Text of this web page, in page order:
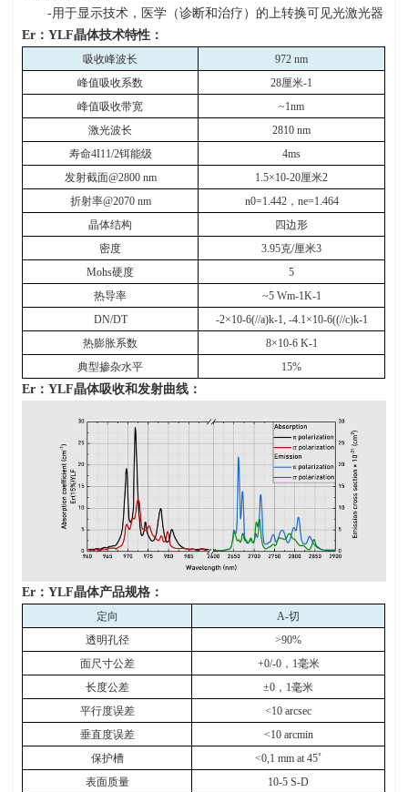
-用于显示技术，医学（诊断和治疗）的上转换可见光激光器
Er ：YLF晶体技术特性：
吸收峰波长
972 nm
峰值吸收系数
28厘米-1
峰值吸收带宽
~1nm
激光波长
2810 nm
寿命4I11/2铒能级
4ms
发射截面@2800 nm 1.5×10-20厘米2
折射率@2070 nm n0=1.442， ne=1.464
晶体结构
四边形
密度
3.95克/厘米3
Mohs硬度
5
热导率
~5 Wm-1K-1
DN/DT
-2×10-6(//a)k-1, -4.1×10-6((//c)k-1
热膨胀系数
8×10-6 K-1
典型掺杂水平
15%
Er ：YLF晶体吸收和发射曲线：
Er ：YLF晶体产品规格：
定向 A-切
透明孔径
>90%
面尺寸公差
+0/-0， 1毫米
长度公差
±0 ， 1毫米
平行度误差
<10 arcsec
垂直度误差
<10 arcmin
保护槽
<0,1 mm at 45˚
表面质量
10-5 S-D